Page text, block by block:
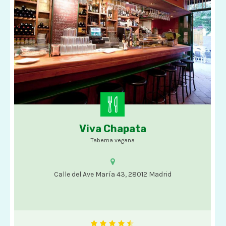
Opciones veganas
Viva Chapata
Taberna vegana
Calle del Ave María 43, 28012 Madrid